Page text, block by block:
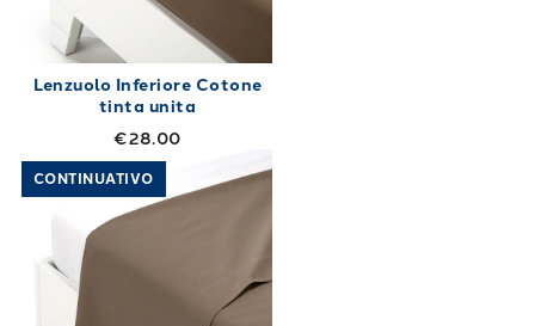
Lenzuolo Inferiore Cotone
tinta unita
€28.00
Link to "
CONTINUATIVO